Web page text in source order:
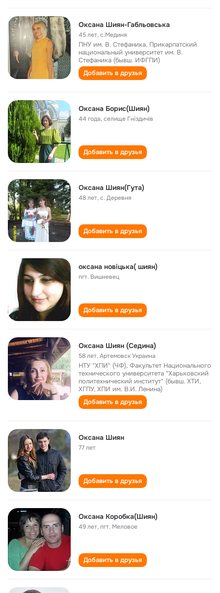
Оксана Шиян-Габльовська
45 лет,с.Мединя
ПНУ им. В. Стефаника, Прикарпатский
национальный университет им. В.
Стефаника (бывш. ИФГПИ)
Добавить в друзья
Оксана Борис(Шиян)
44 года,селище Гніздичів
Добавить в друзья
Оксана Шиян(Гута)
48 лет,с. Деревня
Добавить в друзья
оксана новіцька( шиян)
пгт. Вишневец
Добавить в друзья
Оксана Шиян (Седина)
58 лет,Артемовск Украина
НТУ "ХПИ" (ЧФ), Факультет Национального
технического университета "Харьковский
политехнический институт" (бывш. ХТИ,
ХГПУ, ХПИ им. В.И. Ленина)
Добавить в друзья
Оксана Шиян
77 лет
Добавить в друзья
Оксана Коробка(Шиян)
49 лет,пгт. Меловое
Добавить в друзья